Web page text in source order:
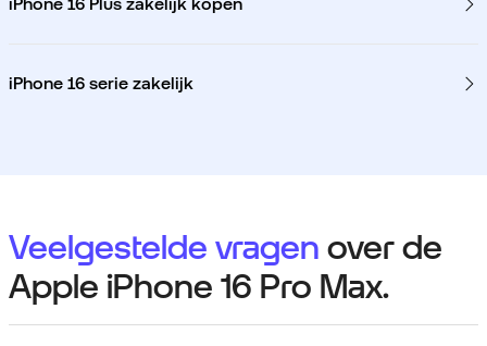
iPhone 16 serie zakelijk
Veelgestelde vragen over de
Apple iPhone 16 Pro Max.